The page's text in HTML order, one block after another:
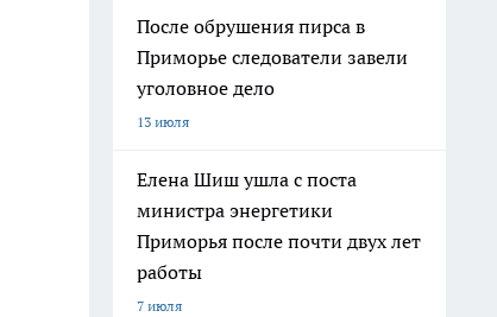
После обрушения пирса в
Приморье следователи завели
уголовное дело
13 июля
Елена Шиш ушла с поста
министра энергетики
Приморья после почти двух лет
работы
7 июля